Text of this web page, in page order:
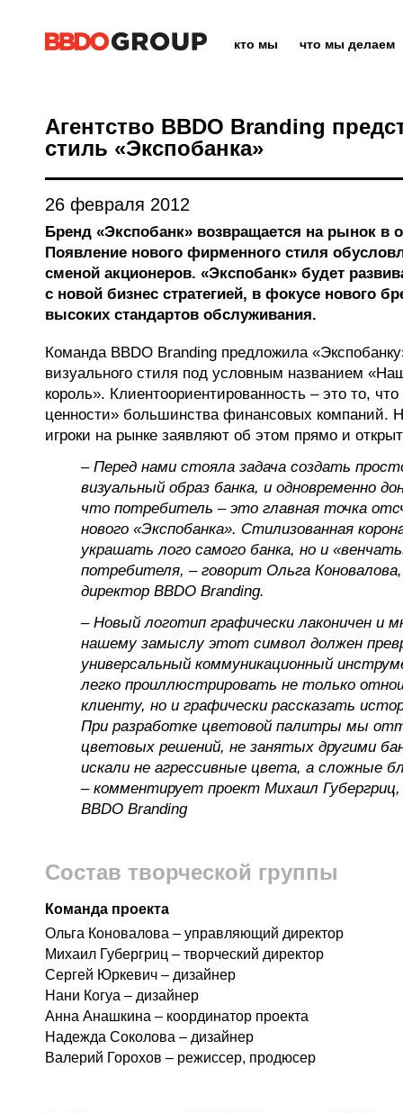
кто мы что мы делаем
Агентство BBDO Branding
стиль «Экспобанка»
26 февраля 2012
Бренд «Экспобанк» возвращается на рынок в
Появление нового фирменного стиля
сменой акционеров. «Экспобанк» будет
с новой бизнес стратегией, в фокусе нового
высоких стандартов обслуживания.
Команда BBDO Branding предложила
визуального стиля под условным названием
король». Клиентоориентированность – это то,
ценности» большинства финансовых компаний.
игроки на рынке заявляют об этом прямо и
– Перед нами стояла задача создать
визуальный образ банка, и одновременно
что потребитель – это главная точка
нового «Экспобанка». Стилизованная
украшать лого самого банка, но и
потребителя, – говорит Ольга
директор BBDO Branding.
– Новый логотип графически лаконичен и
нашему замыслу этот символ должен
универсальный коммуникационный
легко проиллюстрировать не только
клиенту, но и графически рассказать
При разработке цветовой палитры мы
цветовых решений, не занятых другими
искали не агрессивные цвета, а сложные
– комментирует проект Михаил
BBDO Branding
Состав творческой группы
Команда проекта
Ольга Коновалова – управляющий директор
Михаил Губергриц – творческий директор
Сергей Юркевич – дизайнер
Нани Когуа – дизайнер
Анна Анашкина – координатор проекта
Надежда Соколова – дизайнер
Валерий Горохов – режиссер, продюсер